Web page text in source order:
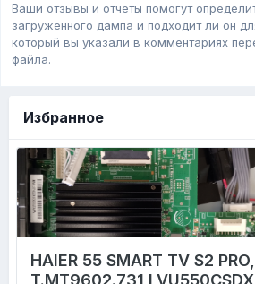
Ваши отзывы и отчеты помогут
загруженного дампa и подходит ли он
который вы указали в комментариях
файла.
Избранное
HAIER 55 SMART TV S2 PRO,
T.MT9602.731 LVU550CSDX